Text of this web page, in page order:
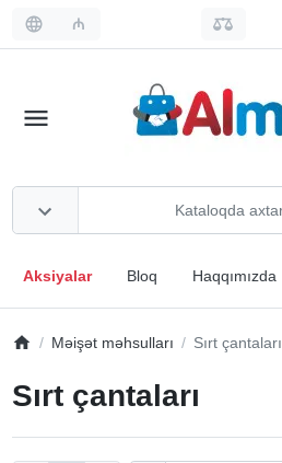
₼
Aksiyalar Bloq Haqqımızda
Məişət məhsulları Sırt çantaları
Sırt çantaları